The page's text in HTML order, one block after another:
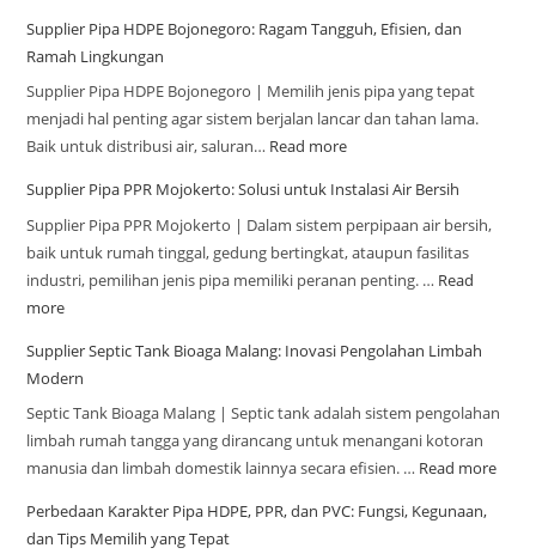
Supplier Pipa HDPE Bojonegoro: Ragam Tangguh, Efisien, dan
Ramah Lingkungan
Supplier Pipa HDPE Bojonegoro | Memilih jenis pipa yang tepat
menjadi hal penting agar sistem berjalan lancar dan tahan lama.
Baik untuk distribusi air, saluran… Read more
Supplier Pipa PPR Mojokerto: Solusi untuk Instalasi Air Bersih
Supplier Pipa PPR Mojokerto | Dalam sistem perpipaan air bersih,
baik untuk rumah tinggal, gedung bertingkat, ataupun fasilitas
industri, pemilihan jenis pipa memiliki peranan penting. … Read
more
Supplier Septic Tank Bioaga Malang: Inovasi Pengolahan Limbah
Modern
Septic Tank Bioaga Malang | Septic tank adalah sistem pengolahan
limbah rumah tangga yang dirancang untuk menangani kotoran
manusia dan limbah domestik lainnya secara efisien. … Read more
Perbedaan Karakter Pipa HDPE, PPR, dan PVC: Fungsi, Kegunaan,
dan Tips Memilih yang Tepat